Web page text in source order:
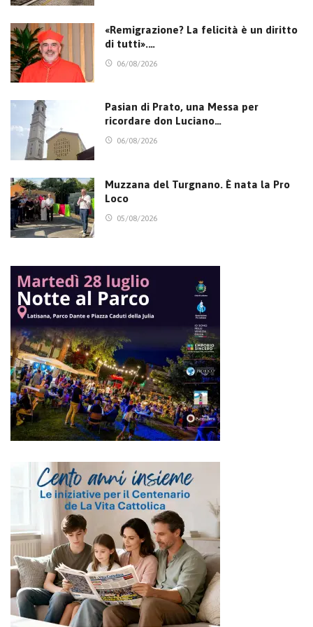
«Remigrazione? La felicità è un diritto
di tutti».…
06/08/2026
Pasian di Prato, una Messa per
ricordare don Luciano…
06/08/2026
Muzzana del Turgnano. È nata la Pro
Loco
05/08/2026